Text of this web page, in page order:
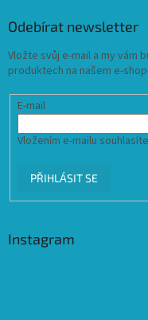
Odebírat newsletter
Vložte svůj e-mail a my vám
produktech na našem e-
E-mail
Vložením e-mailu
PŘIHLÁSIT SE
Instagram